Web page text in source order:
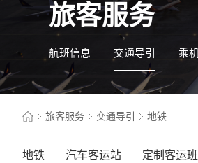
旅客服务
航班信息 交通导引 乘
旅客服务 交通导引 地铁
地铁 汽车客运站 定制客运